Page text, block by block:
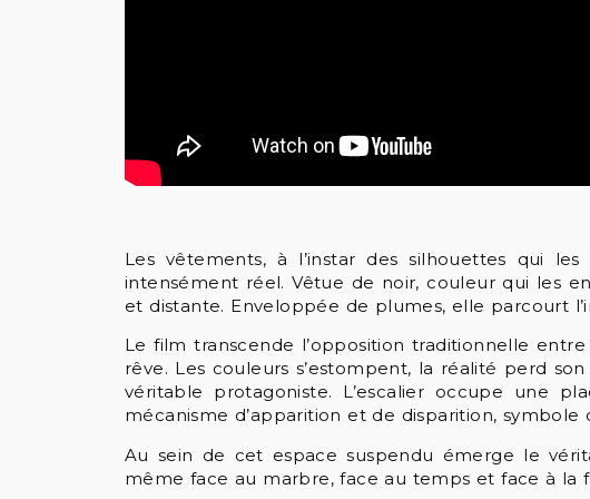
Les vêtements, à l’instar des silhouettes qui
intensément réel. Vêtue de noir, couleur qui les
et distante. Enveloppée de plumes, elle parcourt
Le film transcende l’opposition traditionnelle
rêve. Les couleurs s’estompent, la réalité perd
véritable protagoniste. L’escalier occupe une
mécanisme d’apparition et de disparition, symbole
Au sein de cet espace suspendu émerge le
même face au marbre, face au temps et face à la